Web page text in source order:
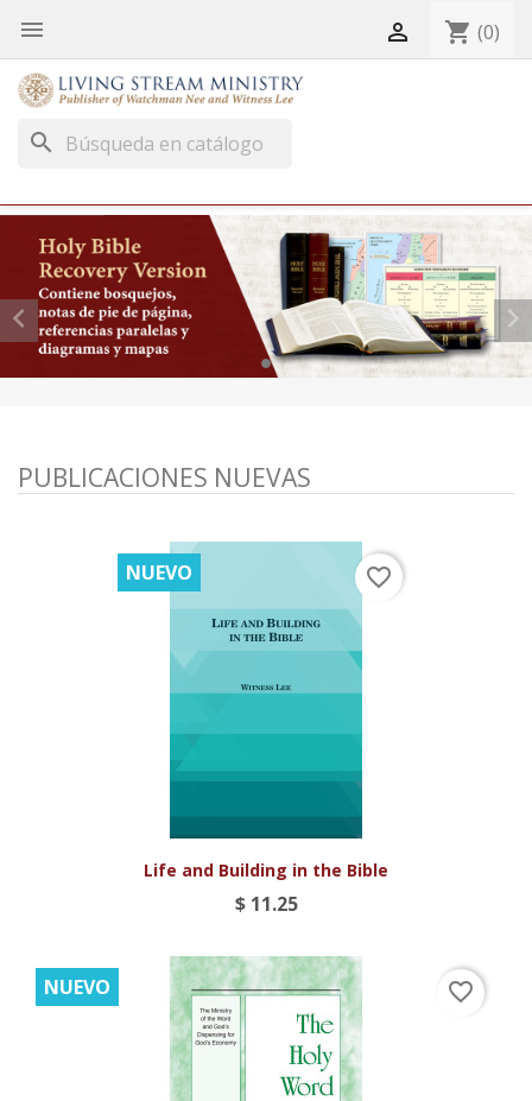
  shopping_cart (0)
search
 
PUBLICACIONES NUEVAS
Life and Building in the Bible
$ 11.25
NUEVO favorite_border
NUEVO favorite_border